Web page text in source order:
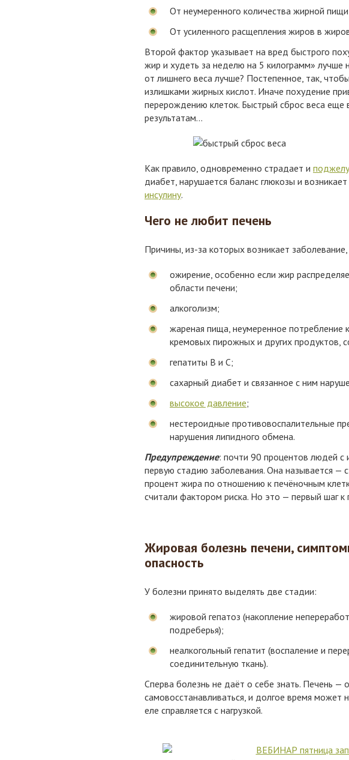
От неумеренного количества жирной пищи
От усиленного расщепления жиров в
Второй фактор указывает на вред быстрого
жир и худеть за неделю на 5 килограмм» лучше
от лишнего веса лучше? Постепенное, так,
излишками жирных кислот. Иначе похудение
перерождению клеток. Быстрый сброс веса еще
результатам...
Как правило, одновременно страдает и
диабет, нарушается баланс глюкозы и
инсулину.
Чего не любит печень
Причины, из-за которых возникает
ожирение, особенно если жир
области печени;
алкоголизм;
жареная пища, неумеренное потребление
кремовых пирожных и других продуктов,
гепатиты В и С;
сахарный диабет и связанное с ним
высокое давление;
нестероидные противовоспалительные
нарушения липидного обмена.
Предупреждение: почти 90 процентов людей
первую стадию заболевания. Она называется —
процент жира по отношению к печёночным
считали фактором риска. Но это — первый шаг
Жировая болезнь печени,
опасность
У болезни принято выделять две стадии:
жировой гепатоз (накопление
подреберья);
неалкогольный гепатит (воспаление и
соединительную ткань).
Сперва болезнь не даёт о себе знать. Печень —
самовосстанавливаться, и долгое время может
еле справляется с нагрузкой.